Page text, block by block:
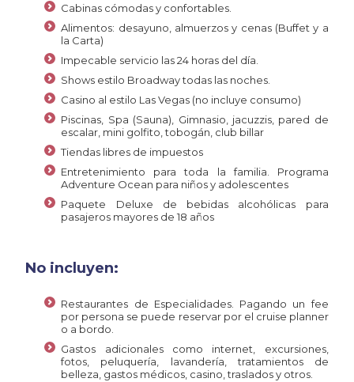
Cabinas cómodas y confortables.
Alimentos: desayuno, almuerzos y cenas (Buffet y a
la Carta)
Impecable servicio las 24 horas del día.
Shows estilo Broadway todas las noches.
Casino al estilo Las Vegas (no incluye consumo)
Piscinas, Spa (Sauna), Gimnasio, jacuzzis, pared de
escalar, mini golfito, tobogán, club billar
Tiendas libres de impuestos
Entretenimiento para toda la familia. Programa
Adventure Ocean para niños y adolescentes
Paquete Deluxe de bebidas alcohólicas para
pasajeros mayores de 18 años
No incluyen:
Restaurantes de Especialidades. Pagando un fee
por persona se puede reservar por el cruise planner
o a bordo.
Gastos adicionales como internet, excursiones,
fotos, peluquería, lavandería, tratamientos de
belleza, gastos médicos, casino, traslados y otros.